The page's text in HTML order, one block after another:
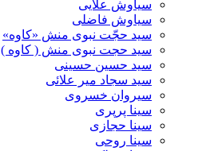
سیاوش علایی
سیاوش فاضلی
سید حجّت نبوی منش «کاوه»
سید حجت نبوی منش ( کاوه )
سید حسین حسینى
سید سجاد میر علائی
سیروان خسروی
سینا پرپری
سینا حجازی
سینا روحی